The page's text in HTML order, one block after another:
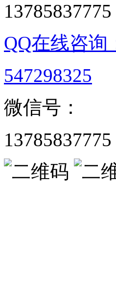
13785837775
QQ在线咨询
547298325
微信号：
13785837775